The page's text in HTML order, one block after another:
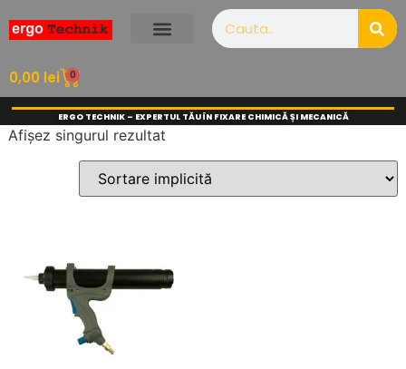
0,00 lei 0
ERGO TECHNIK – EXPERTUL TĂU ÎN FIXARE CHIMICĂ ȘI MECANICĂ
Afișez singurul rezultat